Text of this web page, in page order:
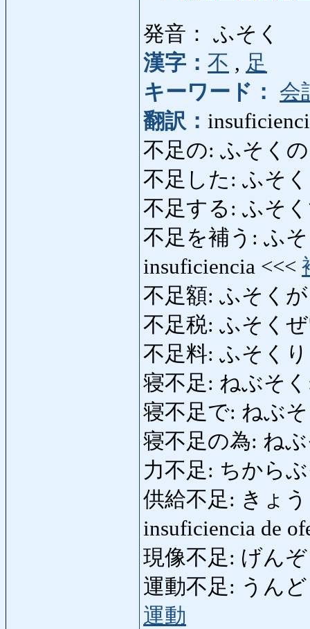
発音： ふそく
漢字： 不 , 足
キーワード：
会
翻訳：
不足の: ふそくの
不足した: ふそ
不足する: ふそ
不足を補う: ふ
insuficiencia <<<
不足額: ふそくが
不足税: ふそく
不足料: ふそく
寝不足: ねぶそく
寝不足で: ねぶそ
寝不足の為: ね
力不足: ちから
供給不足: きょ
insuficiencia de
現像不足: げん
運動不足: うん
運動